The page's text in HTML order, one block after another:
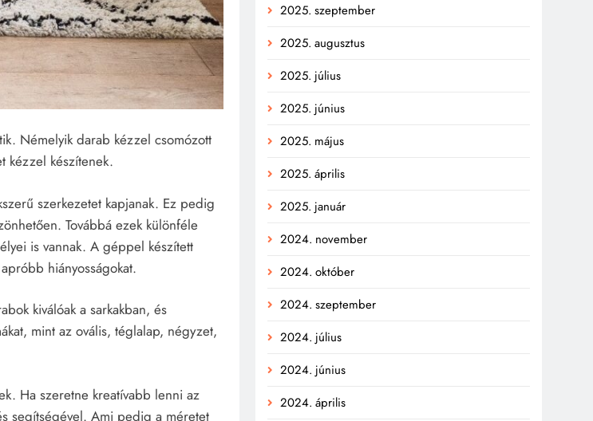
Némelyik darab kézzel csomózott
kézzel készítenek.
szerkezetet kapjanak. Ez pedig
Továbbá ezek különféle
is vannak. A géppel készített
hiányosságokat.
kiválóak a sarkakban, és
mint az ovális, téglalap, négyzet,
Ha szeretne kreatívabb lenni az
segítségével. Ami pedig a méretet
2025. szeptember
2025. augusztus
2025. július
2025. június
2025. május
2025. április
2025. január
2024. november
2024. október
2024. szeptember
2024. július
2024. június
2024. április